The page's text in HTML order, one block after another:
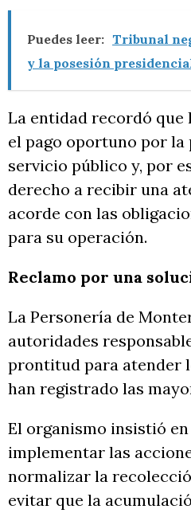
Puedes leer: Tribunal
y la posesión
La entidad recordó que
el pago oportuno por la
servicio público y, por
derecho a recibir una
acorde con las
para su operación.
Reclamo por una
La Personería de
autoridades
prontitud para atender
han registrado las
El organismo insistió
implementar las
normalizar la
evitar que la